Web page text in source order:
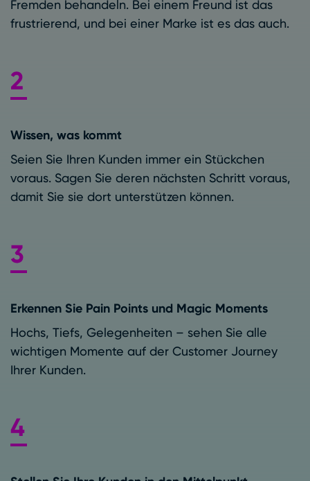
Fremden behandeln. Bei einem Freund ist das
frustrierend, und bei einer Marke ist es das auch.
Wissen, was kommt
Seien Sie Ihren Kunden immer ein Stückchen
voraus. Sagen Sie deren nächsten Schritt voraus,
damit Sie sie dort unterstützen können.
Erkennen Sie Pain Points und Magic Moments
Hochs, Tiefs, Gelegenheiten – sehen Sie alle
wichtigen Momente auf der Customer Journey
Ihrer Kunden.